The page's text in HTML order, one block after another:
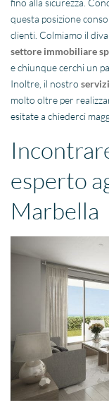
fino alla sicurezza.
questa posizione
clienti. Colmiamo il
settore immobiliare
e chiunque cerchi un
Inoltre, il nostro
molto oltre per
esitate a chiederci
esperto
Marbella